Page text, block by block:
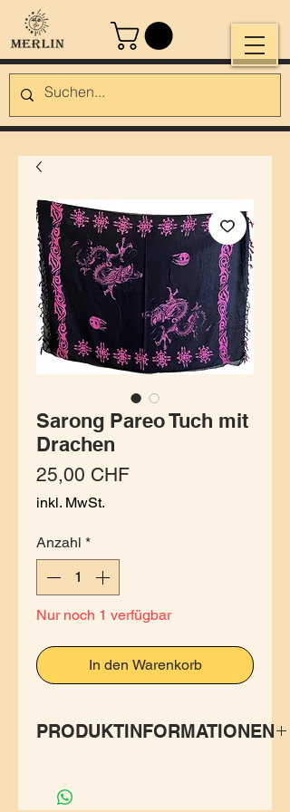
Sarong Pareo Tuch mit
Drachen
25,00 CHFPreis
inkl. MwSt.
Anzahl *
Nur noch 1 verfügbar
In den Warenkorb
PRODUKTINFORMATIONEN
grenzenlos vielseitig zu